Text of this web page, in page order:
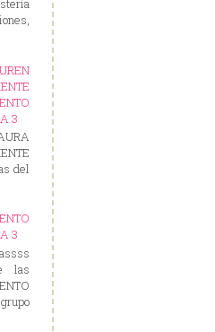
3
del
3
las